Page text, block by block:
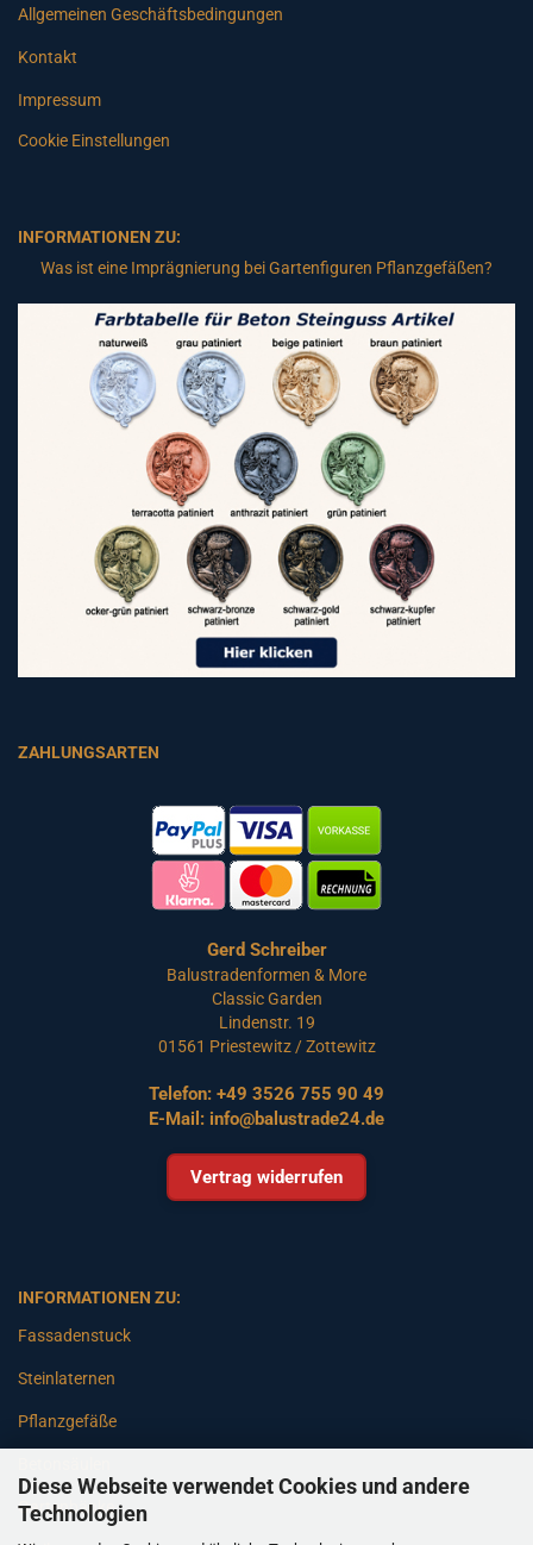
Diese Webseite verwendet Cookies und andere
Technologien
Allgemeinen Geschäftsbedingungen
Kontakt
Impressum
Cookie Einstellungen
INFORMATIONEN ZU:
Was ist eine Imprägnierung bei Gartenfiguren Pflanzgefäßen?
ZAHLUNGSARTEN
Gerd Schreiber
Balustradenformen & More
Classic Garden
Lindenstr. 19
01561 Priestewitz / Zottewitz
Telefon: +49 3526 755 90 49
E-Mail: info@balustrade24.de
Vertrag widerrufen
INFORMATIONEN ZU:
Fassadenstuck
Steinlaternen
Pflanzgefäße
Gartenbänke